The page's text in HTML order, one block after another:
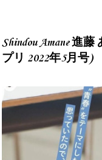
Shindou Amane 進
プリ 2022年5月号)